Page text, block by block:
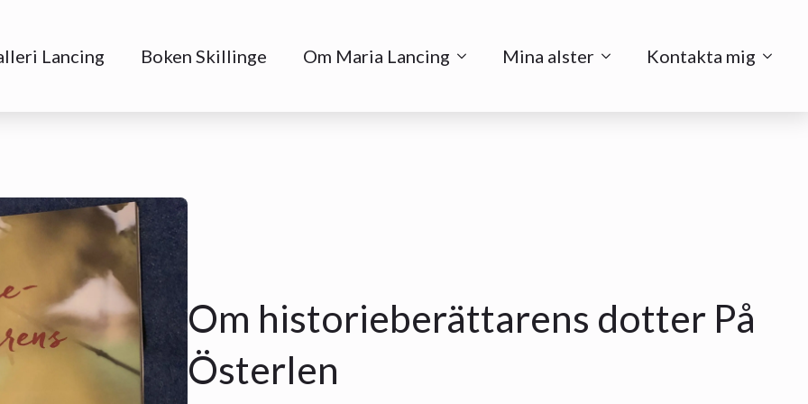
Lancing Boken Skillinge Om Maria Lancing Mina alster Kontakta mig
Om historieberättarens dotter På
Österlen